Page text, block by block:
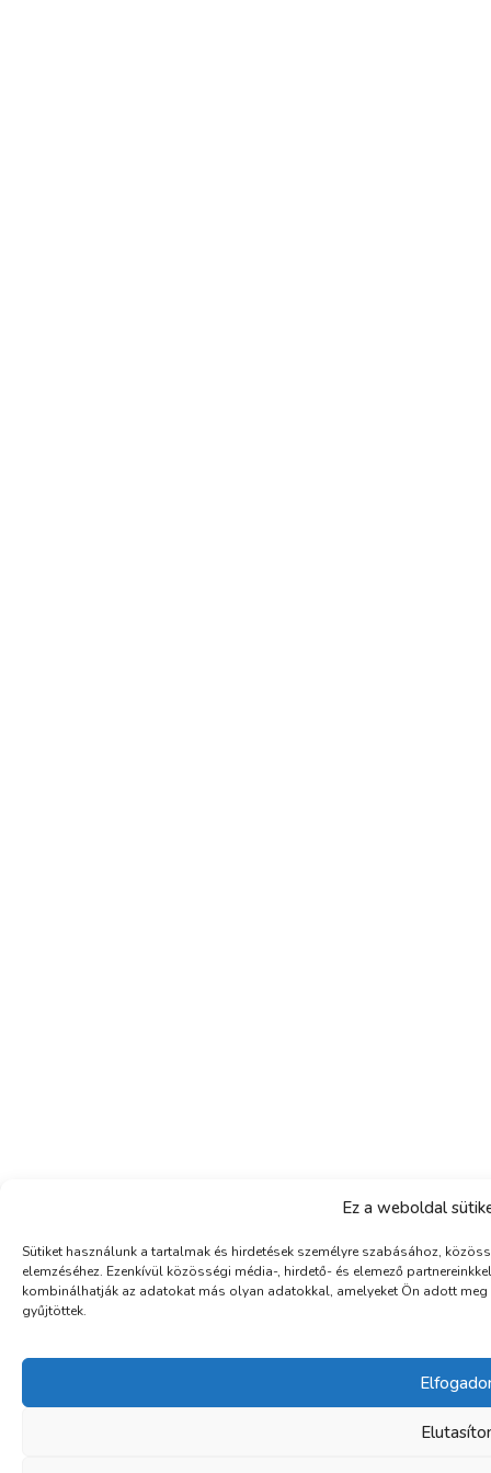
Ez a weboldal
Sütiket használunk a tartalmak és hirdetések személyre szabásához,
elemzéséhez. Ezenkívül közösségi média-, hirdető- és elemező
kombinálhatják az adatokat más olyan adatokkal, amelyeket Ön adott
gyűjtöttek.